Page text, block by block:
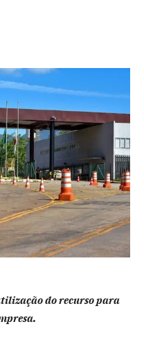
do recurso para